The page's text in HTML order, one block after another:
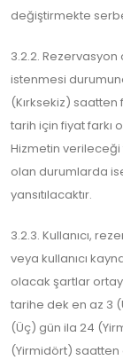
değiştirmekte
3.2.2.
istenmesi
(Kırksekiz)
tarih için fiyat farkı
Hizmetin
olan durumlarda
yansıtılacaktır.
3.2.3. Kullanıcı,
veya kullanıcı
olacak şartlar
tarihe dek en az 3
(Üç) gün ila 24
(Yirmidört) saatten